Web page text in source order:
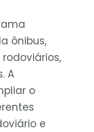
ônibus,
A
o
e